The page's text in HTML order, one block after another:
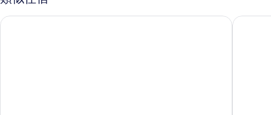
view
的
詳
薩沃伊宮殿酒店 佛羅里